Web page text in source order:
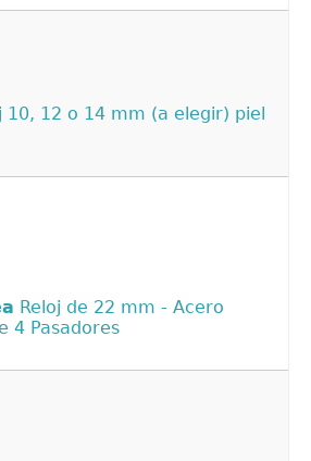
10, 12 o 14 mm (a elegir) piel
Reloj de 22 mm - Acero
4 Pasadores